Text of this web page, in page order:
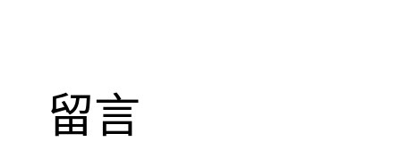
留言